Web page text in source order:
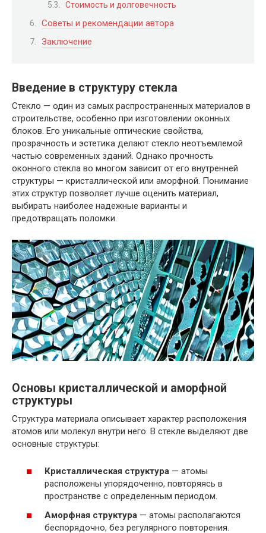
Стоимость и долговечность
Советы и рекомендации автора
Заключение
Введение в структуру стекла
Стекло — один из самых распространенных материалов в
строительстве, особенно при изготовлении оконных
блоков. Его уникальные оптические свойства,
прозрачность и эстетика делают стекло неотъемлемой
частью современных зданий. Однако прочность
оконного стекла во многом зависит от его внутренней
структуры — кристаллической или аморфной. Понимание
этих структур позволяет лучше оценить материал,
выбирать наиболее надежные варианты и
предотвращать поломки.
Основы кристаллической и аморфной
структуры
Структура материала описывает характер расположения
атомов или молекул внутри него. В стекле выделяют две
основные структуры:
Кристаллическая структура — атомы
расположены упорядоченно, повторяясь в
пространстве с определенным периодом.
Аморфная структура — атомы располагаются
беспорядочно, без регулярного повторения.